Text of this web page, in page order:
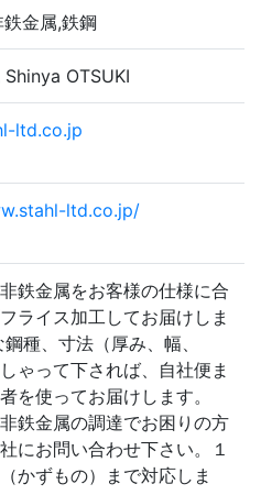
金属,鉄鋼
OTSUKI
ltd.co.jp
ltd.co.jp/
鉄金属をお客様の仕様に合
ライス加工してお届けしま
種、寸法（厚み、幅、
ゃって下されば、自社便ま
を使ってお届けします。
鉄金属の調達でお困りの方
にお問い合わせ下さい。１
かずもの）まで対応しま